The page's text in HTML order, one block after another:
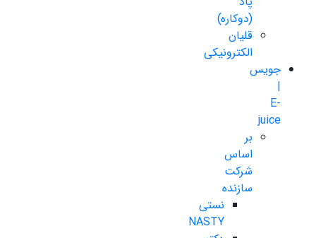
(دوکاره)
قلیان
الکترونیکی
جویس
|
E-
juice
بر
اساس
شرکت
سازنده
نستی
NASTY